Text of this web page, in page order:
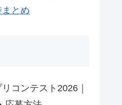
とめ
コンテスト2026｜